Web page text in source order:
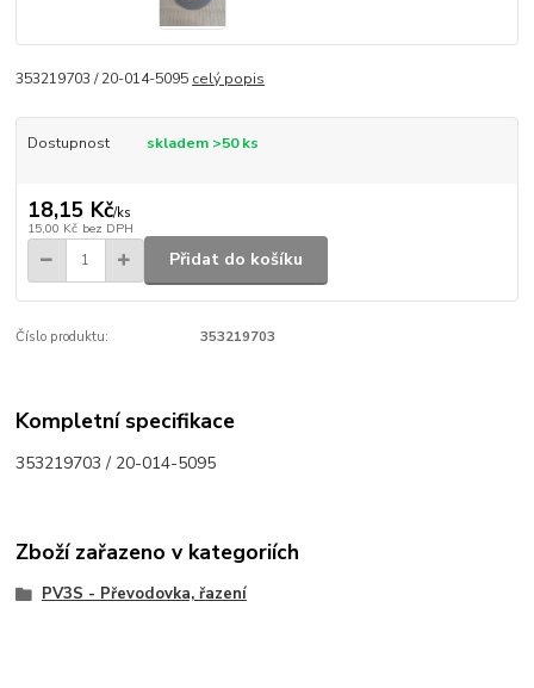
353219703 / 20-014-5095 celý popis
Dostupnost skladem >50 ks
18,15 Kč/ks
15,00 Kč bez DPH
Přidat do košíku
Číslo produktu: 353219703
Kompletní specifikace
353219703 / 20-014-5095
Zboží zařazeno v kategoriích
PV3S - Převodovka, řazení